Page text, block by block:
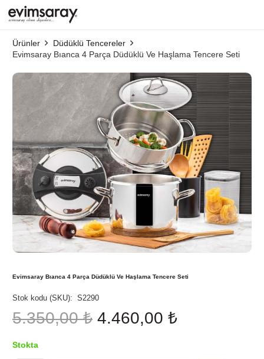
Ürünler
Düdüklü Tencereler
Evimsaray Bıanca 4 Parça Düdüklü Ve Haşlama Tencere Seti
Evimsaray Bıanca 4 Parça Düdüklü Ve Haşlama Tencere Seti
Stok kodu (SKU): S2290
5.350,00₺ Orijinal
fiyat:
4.460,00 ₺Şu
Stokta